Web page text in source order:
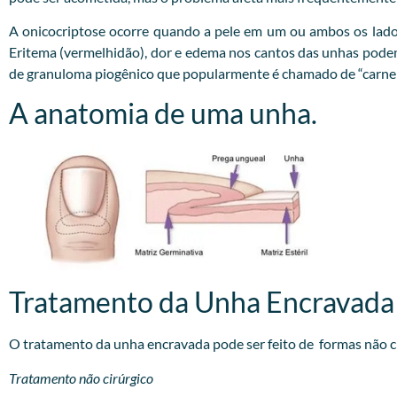
A onicocriptose ocorre quando a pele em um ou ambos os
Eritema (vermelhidão), dor e edema nos cantos das unhas
de granuloma piogênico que popularmente é chamado de “carne
A anatomia de uma unha.
Tratamento da Unha Encravada
O tratamento da unha encravada pode ser feito de formas não
Tratamento não cirúrgico